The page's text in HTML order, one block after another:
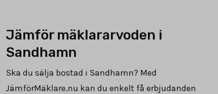
Jämför mäklararvoden i
Sandhamn
Ska du sälja bostad i Sandhamn? Med
JämförMäklare.nu kan du enkelt få erbjudanden